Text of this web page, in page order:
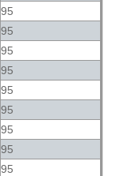
95
95
95
95
95
95
95
95
95